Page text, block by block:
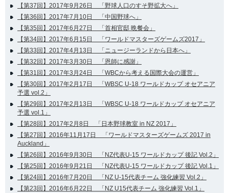
【第37回】2017年9月26日 「野球人口のすそ野拡大へ」
【第36回】2017年7月10日 「中国野球へ」
【第35回】2017年6月27日 「首相官邸 晩餐会」
【第34回】2017年6月15日 「ワールドマスターズゲームズ2017」
【第33回】2017年4月13日 「ニュージーランドから日本へ」
【第32回】2017年3月30日 「恩師に感謝」
【第31回】2017年3月24日 「WBCから考える国際大会の運営」
【第30回】2017年2月17日 「WBSC U-18 ワールドカップ オセアニア
予選 vol.2」
【第29回】2017年2月13日 「WBSC U-18 ワールドカップ オセアニア
予選 vol.1」
【第28回】2017年2月8日 「日本野球教室 in NZ 2017」
【第27回】2016年11月17日 「ワールドマスターズゲームズ 2017 in
Auckland」
【第26回】2016年9月30日 「NZ代表U-15 ワールドカップ 後記 Vol.2」
【第25回】2016年9月21日 「NZ代表U-15 ワールドカップ 後記 Vol.1」
【第24回】2016年7月20日 「NZ U-15代表チーム 強化練習 Vol.2」
【第23回】2016年6月22日 「NZ U15代表チーム 強化練習 Vol.1」